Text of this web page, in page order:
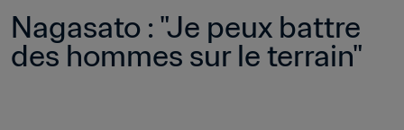
Nagasato : "Je peux battre
des hommes sur le terrain"